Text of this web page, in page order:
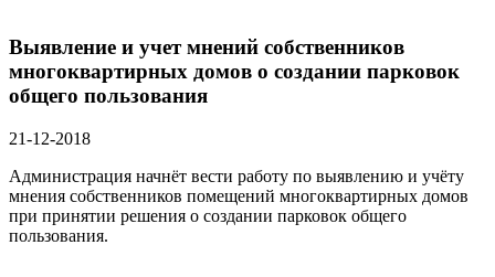
Выявление и учет мнений собственников
многоквартирных домов о создании парковок
общего пользования
21-12-2018
Администрация начнёт вести работу по выявлению и учёту
мнения собственников помещений многоквартирных домов
при принятии решения о создании парковок общего
пользования.